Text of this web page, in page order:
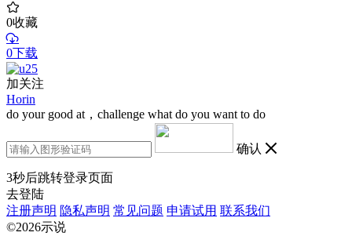
0收藏
0下载
加关注
Horin
do your good at，challenge what do you want to do
确认
3秒后跳转登录页面
去登陆
注册声明 隐私声明 常见问题 申请试用 联系我们
©2026示说